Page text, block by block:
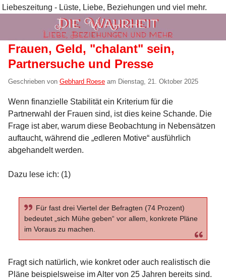
Liebeszeitung - Lüste, Liebe, Beziehungen und viel mehr.
Frauen, Geld, "chalant" sein,
Partnersuche und Presse
Geschrieben von Gebhard Roese am Dienstag, 21. Oktober 2025
Wenn finanzielle Stabilität ein Kriterium für die
Partnerwahl der Frauen sind, ist dies keine Schande. Die
Frage ist aber, warum diese Beobachtung in Nebensätzen
auftaucht, während die „edleren Motive“ ausführlich
abgehandelt werden.
Dazu lese ich: (1)
Für fast drei Viertel der Befragten (74 Prozent)
bedeutet „sich Mühe geben“ vor allem, konkrete Pläne
im Voraus zu machen.
Fragt sich natürlich, wie konkret oder auch realistisch die
Pläne beispielsweise im Alter von 25 Jahren bereits sind.